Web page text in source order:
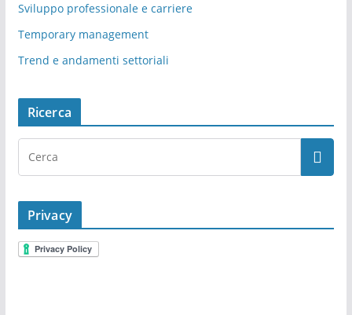
Sviluppo professionale e carriere
Temporary management
Trend e andamenti settoriali
Ricerca
Privacy